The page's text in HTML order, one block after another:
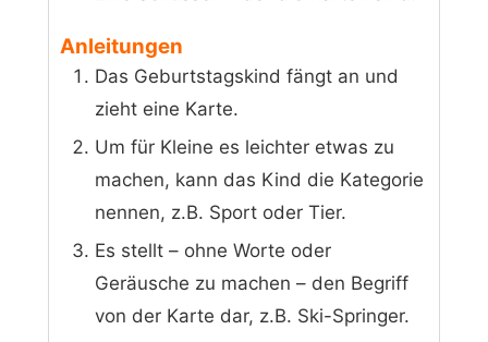
Anleitungen
Das Geburtstagskind fängt an und
zieht eine Karte.
Um für Kleine es leichter etwas zu
machen, kann das Kind die Kategorie
nennen, z.B. Sport oder Tier.
Es stellt – ohne Worte oder
Geräusche zu machen – den Begriff
von der Karte dar, z.B. Ski-Springer.